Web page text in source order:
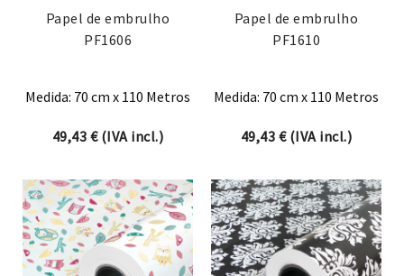
Papel de embrulho
PF1606
Medida: 70 cm x 110 Metros
49,43 €(IVA incl.)
Papel de embrulho
PF1610
Medida: 70 cm x 110 Metros
49,43 €(IVA incl.)